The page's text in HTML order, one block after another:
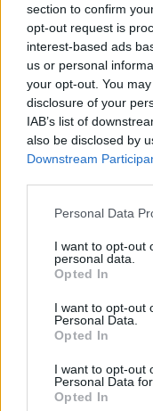
section to confirm
opt-out request is
interest-based ads
us or personal
your opt-out. You
disclosure of your
IAB’s list of
also be disclosed by
Downstream
Personal Data
I want to opt-out
personal data.
Opted In
I want to opt-out
Personal Data.
Opted In
I want to opt-out
Personal Data
Opted In
Attica Roots
χιλιάδες θεατές,
της Αττικής
06.08.2026 - 20.03
Πάνω από 60
όλο τον Δήμο
06.08.2026 - 15.22